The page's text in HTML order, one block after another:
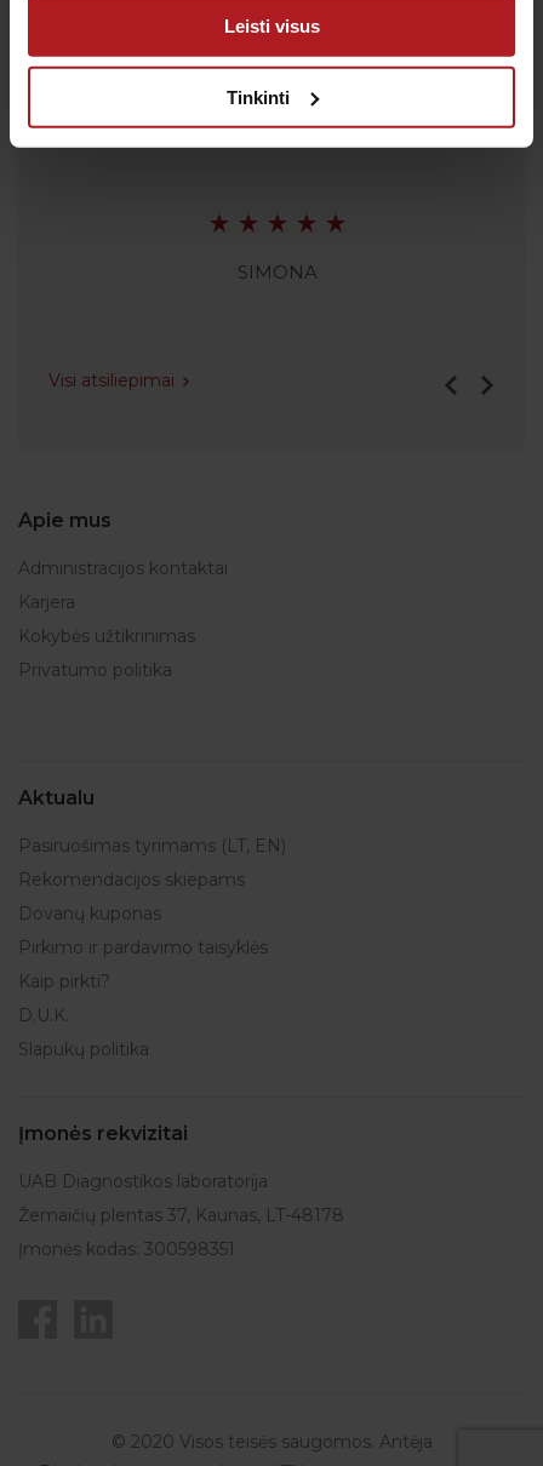
Leisti visus
Tinkinti
Atsiliepimai
SIMONA
Visi atsiliepimai
Apie mus
Administracijos kontaktai
Karjera
Kokybės užtikrinimas
Privatumo politika
Aktualu
Pasiruošimas tyrimams (LT, EN)
Rekomendacijos skiepams
Dovanų kuponas
Pirkimo ir pardavimo taisyklės
Kaip pirkti?
D.U.K.
Slapukų politika
Įmonės rekvizitai
UAB Diagnostikos laboratorija
Žemaičių plentas 37, Kaunas, LT-48178
Įmonės kodas: 300598351
© 2020 Visos teisės saugomos. Antėja